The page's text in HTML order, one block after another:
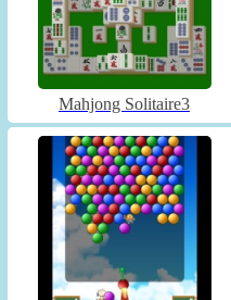
Mahjong Solitaire3